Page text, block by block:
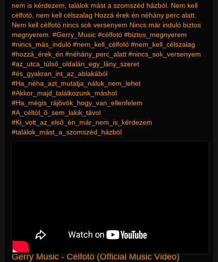
nem is kérdezem, találok mást a szomszéd házból. Nem kell
célfotó, nem kell célszalag Hozzá érek én néhány perc alatt.
Nem kell célfotó nincs sok versenyem Nincs már induló biztos
megnyerem. #Gerry_Music #célfotó #biztos_megnyerem
#nincs_más_induló #nem_kell_célfotó #nem_kell_célszalag
#hozzá_érek_én #néhány_perc_alatt #nincs_sok_versenyem
#az_utca_túlsó_oldalán_egy_lány_szeret
#és_gyakran_int_az_ablakából
#Ha_néha_azt_mutatja_náluk_nem_lehet
#Akkor_majd_találkozunk_máshol
#Ha_mégis_rájövök_hogy_van_ellenfelem
#A_céltól_ő_sem_lakik_távol
#Ki_volt_az_első_én_már_nem_is_kérdezem
#találok_mást_a_szomszéd_házból
Gerry Music - Célfotó (Official Music Video)